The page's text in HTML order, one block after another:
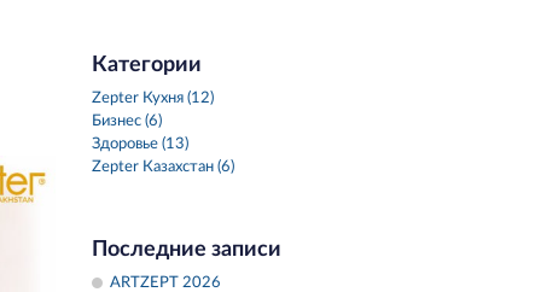
Категории
Zepter Кухня (12)
Бизнес (6)
Здоровье (13)
Zepter Казахстан (6)
Последние записи
ARTZEPT 2026